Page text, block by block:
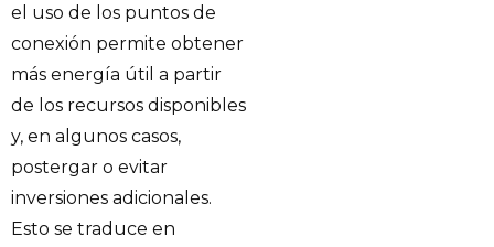
el uso de los puntos de
conexión permite obtener
más energía útil a partir
de los recursos disponibles
y, en algunos casos,
postergar o evitar
inversiones adicionales.
Esto se traduce en